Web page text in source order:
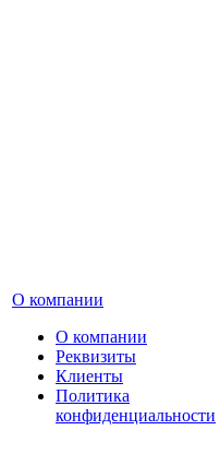
О компании
О компании
Реквизиты
Клиенты
Политика
конфиденциальности